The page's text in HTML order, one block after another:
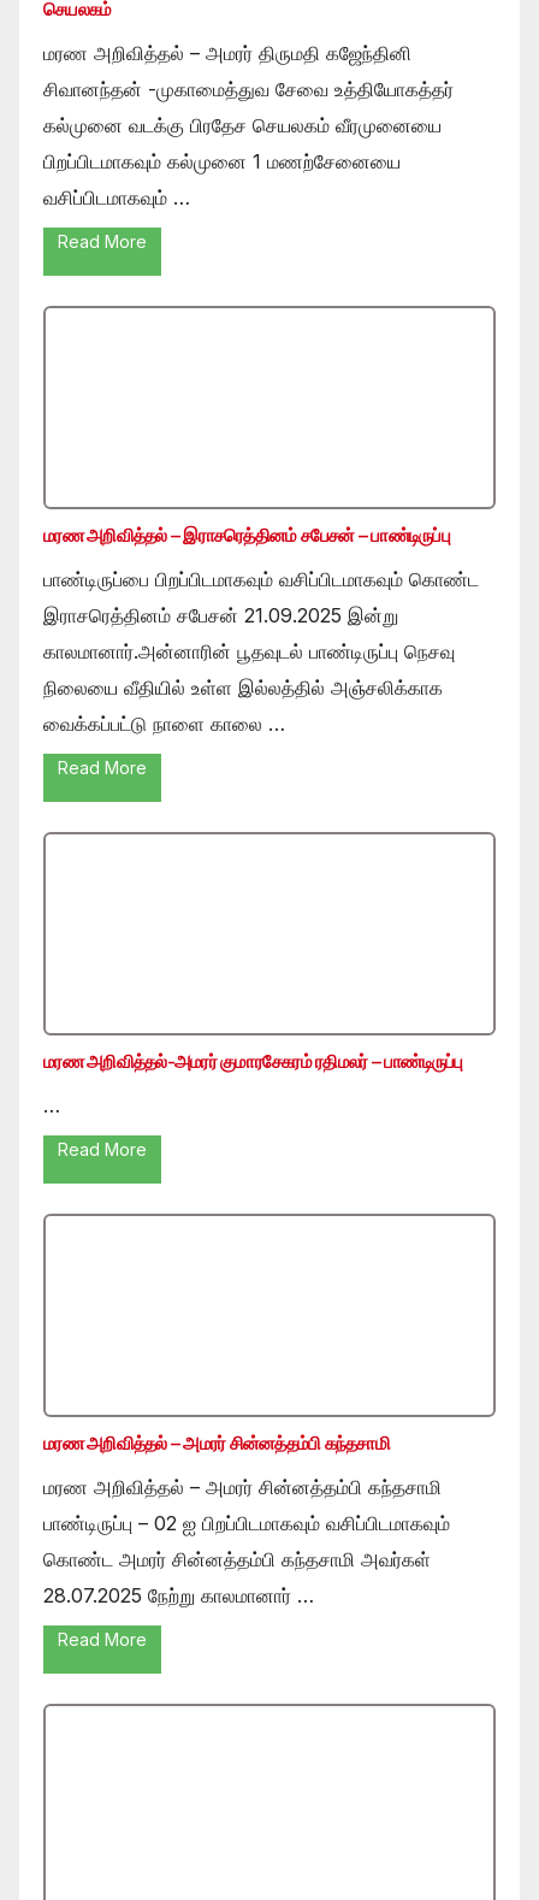
செயலகம்
மரண அறிவித்தல் – அமரர் திருமதி கஜேந்தினி
சிவானந்தன் -முகாமைத்துவ சேவை உத்தியோகத்தர்
கல்முனை வடக்கு பிரதேச செயலகம் வீரமுனையை
பிறப்பிடமாகவும் கல்முனை 1 மணற்சேனையை
வசிப்பிடமாகவும் …
Read More
மரண அறிவித்தல் – இராசரெத்தினம் சபேசன் – பாண்டிருப்பு
பாண்டிருப்பை பிறப்பிடமாகவும் வசிப்பிடமாகவும் கொண்ட
இராசரெத்தினம் சபேசன் 21.09.2025 இன்று
காலமானார்.அன்னாரின் பூதவுடல் பாண்டிருப்பு நெசவு
நிலையை வீதியில் உள்ள இல்லத்தில் அஞ்சலிக்காக
வைக்கப்பட்டு நாளை காலை …
Read More
மரண அறிவித்தல்-அமரர் குமாரசேகரம் ரதிமலர் – பாண்டிருப்பு
…
Read More
மரண அறிவித்தல் – அமரர் சின்னத்தம்பி கந்தசாமி
மரண அறிவித்தல் – அமரர் சின்னத்தம்பி கந்தசாமி
பாண்டிருப்பு – 02 ஐ பிறப்பிடமாகவும் வசிப்பிடமாகவும்
கொண்ட அமரர் சின்னத்தம்பி கந்தசாமி அவர்கள்
28.07.2025 நேற்று காலமானார் …
Read More